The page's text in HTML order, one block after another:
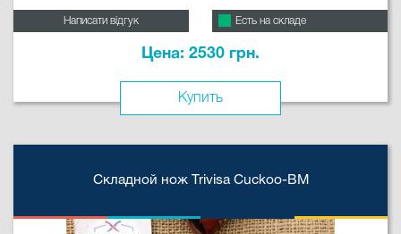
Написати відгук Есть на складе
Цена: 2530 грн.
Купить
Складной нож Trivisa Cuckoo-BM